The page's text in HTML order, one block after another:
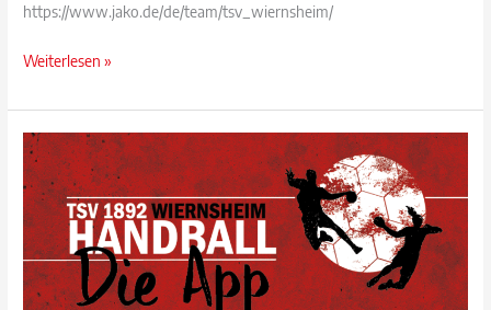
https://www.jako.de/de/team/tsv_wiernsheim/
TSV
geht
online
Weiterlesen »